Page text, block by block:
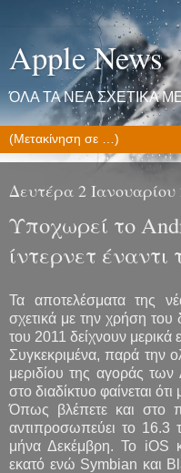
Apple News
ΌΛΑ ΤΑ ΝΕΑ ΣΧΕΤΙΚΑ
Δευτέρα 2 Ιανουαρίου
Υποχωρεί το
ίντερνετ έναντι
Τα αποτελέσματα της
σχετικά με την χρήση του
του 2011 δείχνουν μερικά
Συγκεκριμένα, παρά την
μεριδίου της αγοράς
στο διαδίκτυο φαίνεται
Όπως βλέπετε και στο
αντιπροσωπεύει το 16.3
μήνα Δεκέμβρη. Το iOS
εκατό ενώ Symbian και